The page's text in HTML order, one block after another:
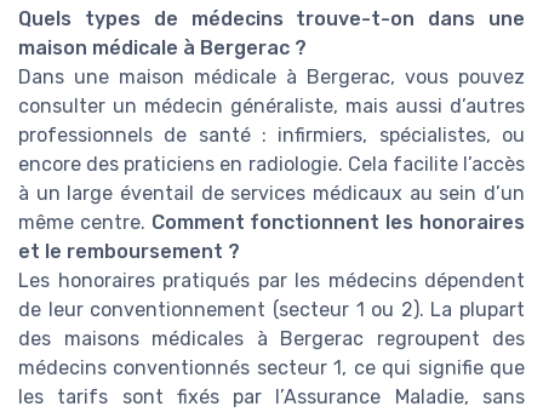
Quels types de médecins trouve-t-on dans une
maison médicale à Bergerac ?
Dans une maison médicale à Bergerac, vous pouvez
consulter un médecin généraliste, mais aussi d’autres
professionnels de santé : infirmiers, spécialistes, ou
encore des praticiens en radiologie. Cela facilite l’accès
à un large éventail de services médicaux au sein d’un
même centre. Comment fonctionnent les honoraires
et le remboursement ?
Les honoraires pratiqués par les médecins dépendent
de leur conventionnement (secteur 1 ou 2). La plupart
des maisons médicales à Bergerac regroupent des
médecins conventionnés secteur 1, ce qui signifie que
les tarifs sont fixés par l’Assurance Maladie, sans